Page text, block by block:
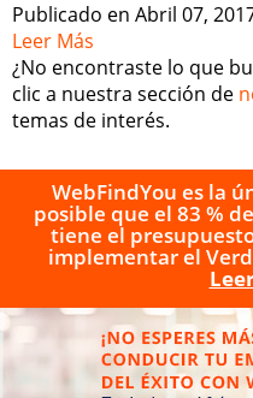
Publicado en Abril 07,
Leer Más
¿No encontraste lo que
clic a nuestra sección de
temas de interés.
WebFindYou es la
posible que el 83 %
tiene el
implementar el